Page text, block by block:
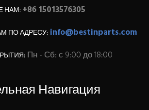
НАМ: +86 15013576305
ПО АДРЕСУ: info@bestinparts.com
Пн - Сб: с 9:00 до 18:00
Навигация